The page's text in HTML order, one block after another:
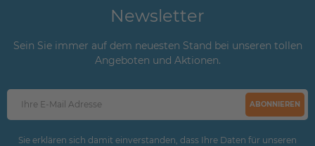
Newsletter
Sein Sie immer auf dem neuesten Stand bei unseren tollen
Angeboten und Aktionen.
ABONNIEREN
Sie erklären sich damit einverstanden, dass Ihre Daten für unseren